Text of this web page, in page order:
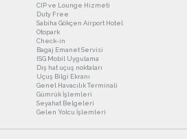
CIP ve Lounge Hizmeti
Duty Free
Sabiha Gökçen Airport Hotel
Otopark
Check-in
Bagaj Emanet Servisi
ISG Mobil Uygulama
Dış hat uçuş noktaları
Uçuş Bilgi Ekranı
Genel Havacılık Terminali
Gümrük İşlemleri
Seyahat Belgeleri
Gelen Yolcu İşlemleri